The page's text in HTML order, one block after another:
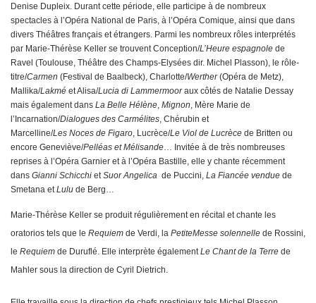
Denise Dupleix. Durant cette période, elle participe à de nombreux
spectacles à l’Opéra National de Paris, à l’Opéra Comique, ainsi que dans
divers Théâtres français et étrangers. Parmi les nombreux rôles interprétés
par Marie-Thérèse Keller se trouvent Conception/L’Heure espagnole de
Ravel (Toulouse, Théâtre des Champs-Elysées dir. Michel Plasson), le rôle-
titre/Carmen (Festival de Baalbeck), Charlotte/Werther(Opéra de Metz),
Mallika/Lakmé et Alisa/Lucia di Lammermooraux côtés de Natalie Dessay
mais également dans La Belle Hélène Mignon , Mère Marie de
l’Incarnation/Dialogues des Carmélites , Chérubin et
Marcelline/Les Noces de Figaro , Lucrèce/Le Viol de Lucrèce de Britten ou
encore Geneviève/Pelléas et Mélisande … Invitée à de très nombreuses
reprises à l’Opéra Garnier et à l’Opéra Bastille, elle y chante récemment
dans Gianni Schicchi et Suor Angelica de Puccini, La Fiancée vendue de
Smetana et Lulu de Berg…
Marie-Thérèse Keller se produit régulièrement en récital et chante les
oratorios tels que le Requiem de Verdi, la PetiteMesse solennelle de Rossini,
le Requiem de Duruflé. Elle interprète également Le Chant de la Terre de
Mahler sous la direction de Cyril Dietrich.